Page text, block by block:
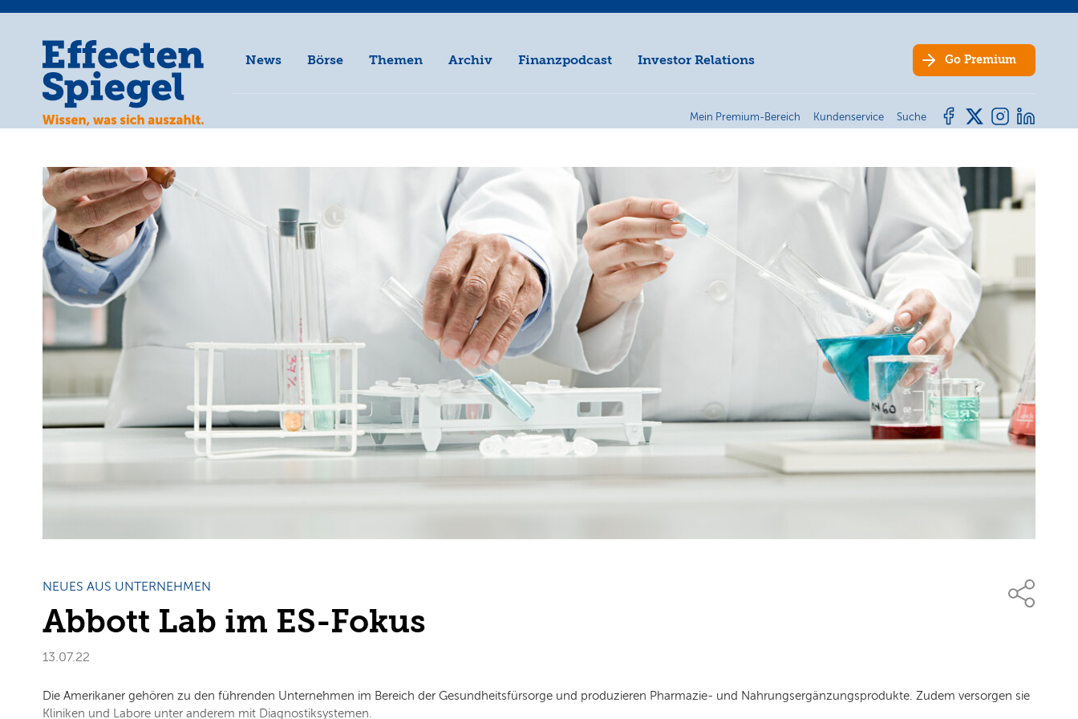
News Börse Themen Archiv Finanzpodcast Investor Relations Go Premium
Mein Premium-Bereich Kundenservice Suche
NEUES AUS UNTERNEHMEN
Abbott Lab im ES-Fokus
13.07.22
Die Amerikaner gehören zu den führenden Unternehmen im Bereich der Gesundheitsfürsorge und produzieren Pharmazie- und Nahrungsergänzungsprodukte. Zudem versorgen sie
Kliniken und Labore unter anderem mit Diagnostiksystemen.